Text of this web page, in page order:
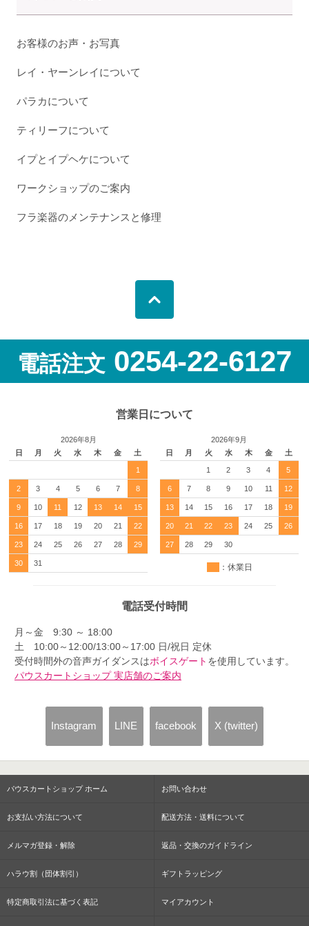
お客様のお声・お写真
レイ・ヤーンレイについて
パラカについて
ティリーフについて
イプとイプヘケについて
ワークショップのご案内
フラ楽器のメンテナンスと修理
電話注文 0254-22-6127
営業日について
2026年8月
日
月 火 水 木 金 土
1
2 3 4 5 6 7 8
9 10 11 12 13 14 15
16 17 18 19 20 21 22
23 24 25 26 27 28 29
30 31
2026年9月
日
月 火 水 木 金 土
1 2 3 4 5
6 7 8 9 10 11 12
13 14 15 16 17 18 19
20 21 22 23 24 25 26
27 28 29 30
：休業日
電話受付時間
月～金 9:30 ～ 18:00
土 10:00～12:00/13:00～17:00 日/祝日 定休
受付時間外の音声ガイダンスはボイスゲート を使用しています。
パウスカートショップ 実店舗のご案内
Instagram LINE facebook X (twitter)
パウスカートショップ ホーム お問い合わせ
お支払い方法について 配送方法・送料について
メルマガ登録・解除 返品・交換のガイドライン
ハラウ割（団体割引） ギフトラッピング
特定商取引法に基づく表記 マイアカウント